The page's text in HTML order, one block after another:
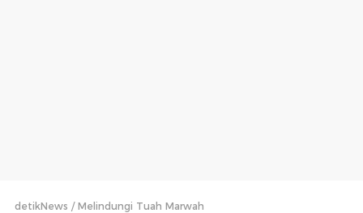
detikNews Melindungi Tuah Marwah